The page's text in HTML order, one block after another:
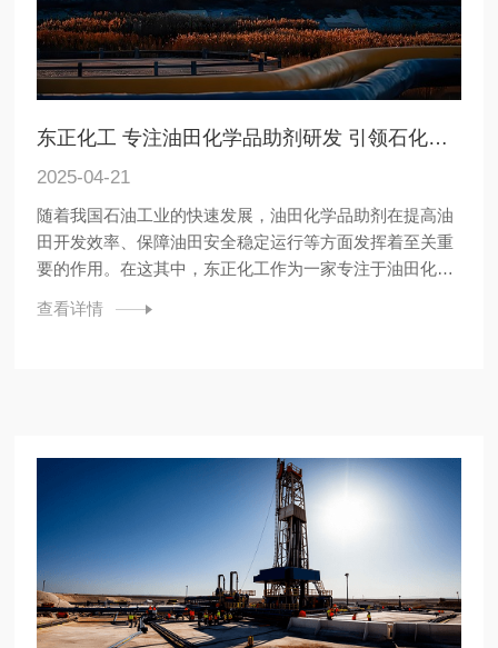
东正化工 专注油田化学品助剂研发 引领石化行业标准化生产新篇章
2025-04-21
随着我国石油工业的快速发展，油田化学品助剂在提高油
田开发效率、保障油田安全稳定运行等方面发挥着至关重
要的作用。在这其中，东正化工作为一家专注于油田化学
百家油服公司的合作伙伴，产品行销全国各省、市、自治
查看详情